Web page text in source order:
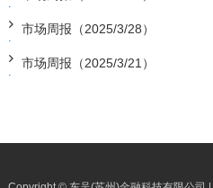
市场周报（2025/3/28）
市场周报（2025/3/21）